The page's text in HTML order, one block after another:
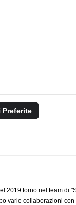
Preferite
2019 torno nel team di
varie collaborazioni